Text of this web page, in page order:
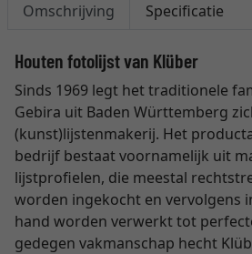
Omschrijving Specificatie
Houten fotolijst van Klüber
Sinds 1969 legt het traditionele
Gebira uit Baden Württemberg
(kunst)lijstenmakerij. Het
bedrijf bestaat voornamelijk uit
lijstprofielen, die meestal
worden ingekocht en vervolgens
hand worden verwerkt tot
gedegen vakmanschap hecht